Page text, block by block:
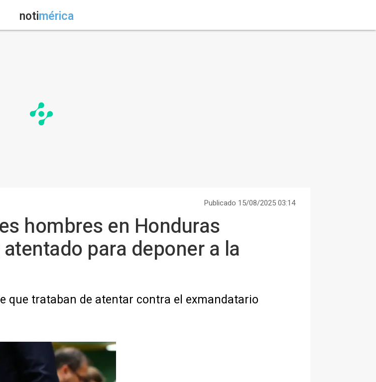
notimérica
Publicado 15/08/2025 03:14
hombres en Honduras
para deponer a la
que trataban de atentar contra el exmandatario